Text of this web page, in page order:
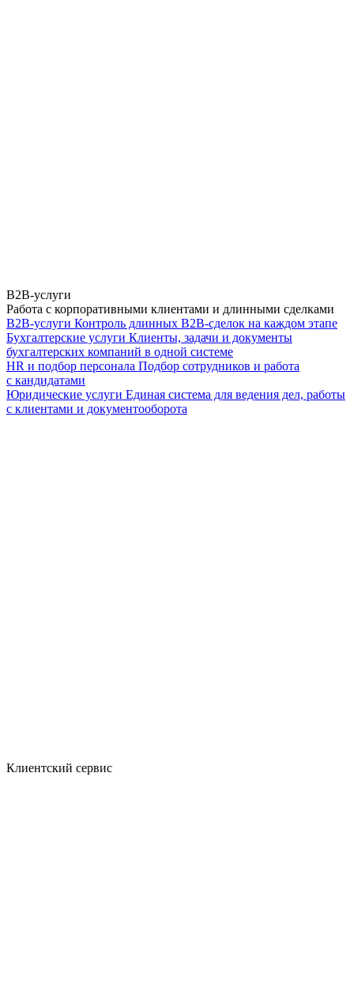
B2B-услуги
Работа с корпоративными клиентами и длинными сделками
B2B-услуги Контроль длинных B2B-сделок на каждом этапе
Бухгалтерские услуги Клиенты, задачи и документы
бухгалтерских компаний в одной системе
HR и подбор персонала Подбор сотрудников и работа
с кандидатами
Юридические услуги Единая система для ведения дел, работы
с клиентами и документооборота
Клиентский сервис